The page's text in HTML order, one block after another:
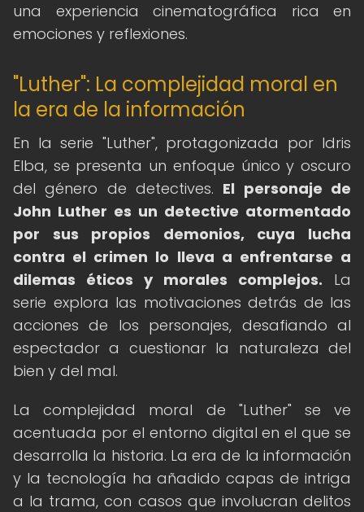
una experiencia cinematográfica rica en
emociones y reflexiones.
"Luther": La complejidad moral en
la era de la información
En la serie "Luther", protagonizada por Idris
Elba, se presenta un enfoque único y oscuro
del género de detectives. El personaje de
John Luther es un detective atormentado
por sus propios demonios, cuya lucha
contra el crimen lo lleva a enfrentarse a
dilemas éticos y morales complejos. La
serie explora las motivaciones detrás de las
acciones de los personajes, desafiando al
espectador a cuestionar la naturaleza del
bien y del mal.
La complejidad moral de "Luther" se ve
acentuada por el entorno digital en el que se
desarrolla la historia. La era de la información
y la tecnología ha añadido capas de intriga
a la trama, con casos que involucran delitos